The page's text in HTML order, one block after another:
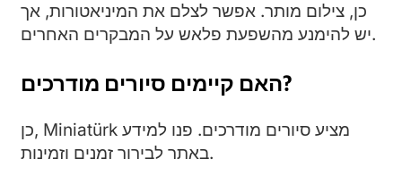
כן, צילום מותר. אפשר לצלם את המיניאטורות, אך
יש להימנע מהשפעת פלאש על המבקרים האחרים.
האם קיימים סיורים מודרכים?
כן, Miniatürk מציע סיורים מודרכים. פנו למידע
באתר לבירור זמנים וזמינות.